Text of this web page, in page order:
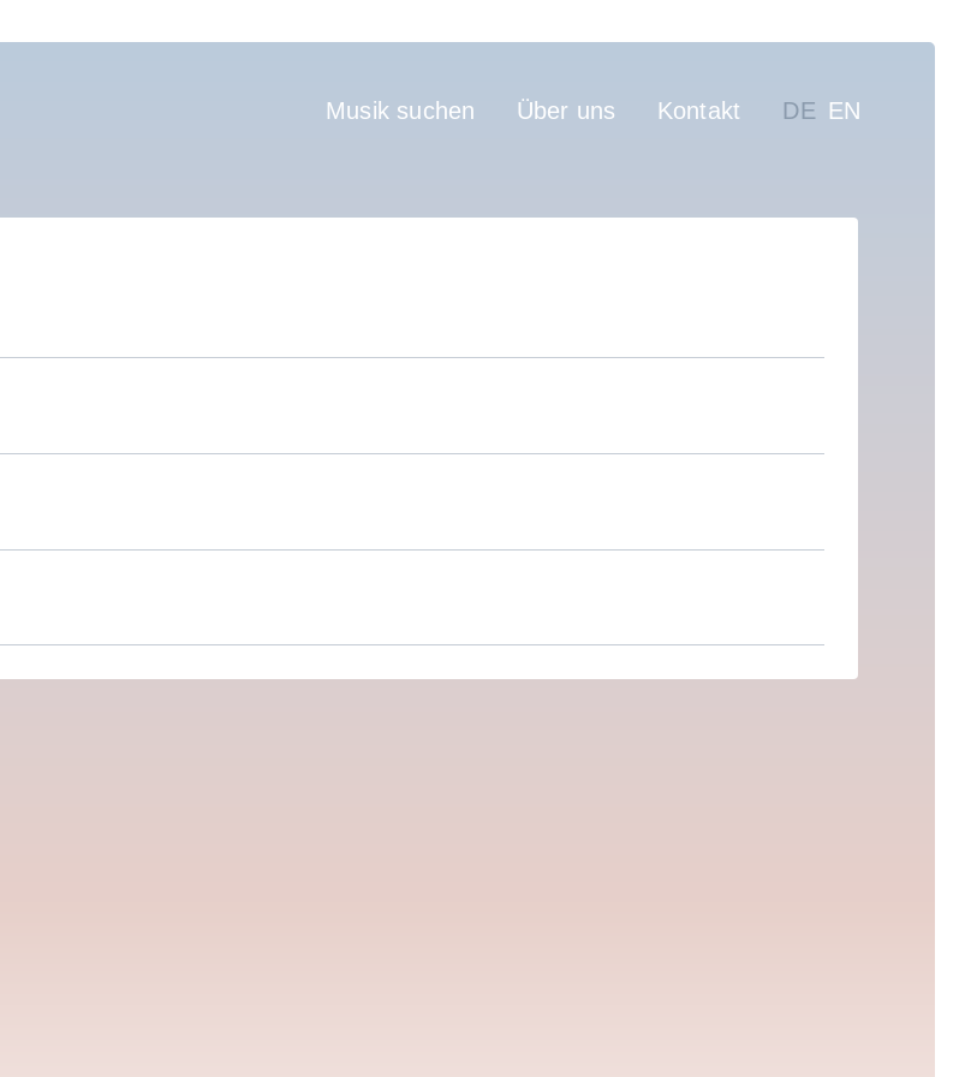
Hauptnavigation
Musik suchen Über uns Kontakt DE EN